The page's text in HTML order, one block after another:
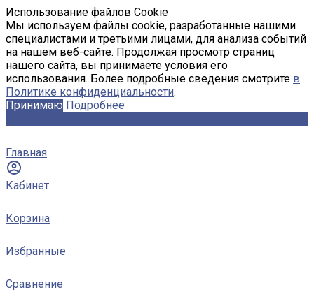
Использование файлов Cookie
Мы используем файлы cookie, разработанные нашими
специалистами и третьими лицами, для анализа событий
на нашем веб-сайте. Продолжая просмотр страниц
нашего сайта, вы принимаете условия его
использования. Более подробные сведения смотрите в
Политике конфиденциальности.
Принимаю Подробнее
Главная
Кабинет
Корзина
Избранные
Сравнение